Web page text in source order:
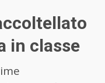
in classe